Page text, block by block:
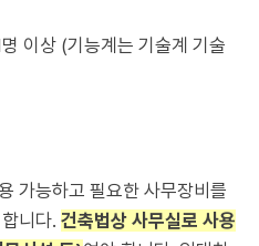
이상 (기능계는 기술계 기술
가능하고 필요한 사무장비를
니다. 건축법상 사무실로 사용